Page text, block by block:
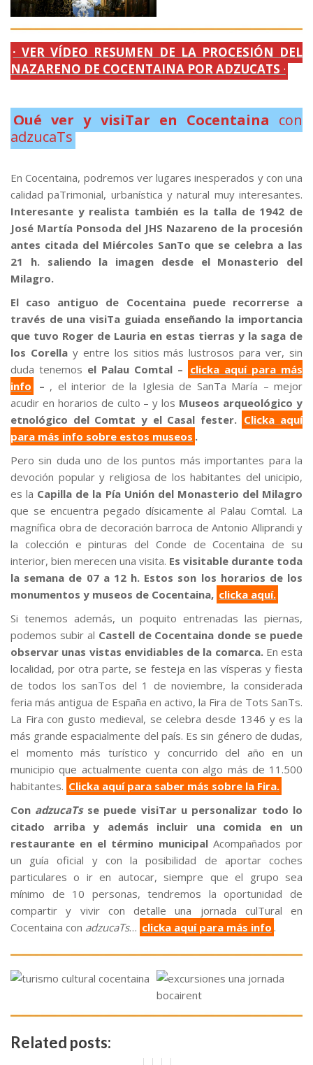
· VER VÍDEO RESUMEN DE LA PROCESIÓN DEL
NAZARENO DE COCENTAINA POR ADZUCATS ·
Qué ver y visiTar en Cocentaina con
adzucaTs
.
En Cocentaina, podremos ver lugares inesperados y con una
calidad paTrimonial, urbanística y natural muy interesantes.
Interesante y realista también es la talla de 1942 de
José Martía Ponsoda del JHS Nazareno de la procesión
antes citada del Miércoles SanTo que se celebra a las
21 h. saliendo la imagen desde el Monasterio del
Milagro.
El caso antiguo de Cocentaina puede recorrerse a
través de una visiTa guiada enseñando la importancia
que tuvo Roger de Lauria en estas tierras y la saga de
los Corella y entre los sitios más lustrosos para ver, sin
duda tenemos el Palau Comtal – clicka aquí para más
info
– , el interior de la Iglesia de SanTa María – mejor
acudir en horarios de culto – y los Museos arqueológico y
etnológico del Comtat y el Casal fester. Clicka aquí
para más info sobre estos museos .
Pero sin duda uno de los puntos más importantes para la
devoción popular y religiosa de los habitantes del unicipio,
es la Capilla de la Pía Unión del Monasterio del Milagro
que se encuentra pegado dísicamente al Palau Comtal. La
magnífica obra de decoración barroca de Antonio Alliprandi y
la colección e pinturas del Conde de Cocentaina de su
interior, bien merecen una visita. Es visitable durante toda
la semana de 07 a 12 h. Estos son los horarios de los
monumentos y museos de Cocentaina, clicka aquí.
Si tenemos además, un poquito entrenadas las piernas,
podemos subir al Castell de Cocentaina donde se puede
observar unas vistas envidiables de la comarca.En esta
localidad, por otra parte, se festeja en las vísperas y fiesta
de todos los sanTos del 1 de noviembre, la considerada
feria más antigua de España en activo, la Fira de Tots SanTs.
La Fira con gusto medieval, se celebra desde 1346 y es la
más grande espacialmente del país. Es sin género de dudas,
el momento más turístico y concurrido del año en un
municipio que actualmente cuenta con algo más de 11.500
habitantes. Clicka aquí para saber más sobre la Fira.
Con adzucaTsse puede visiTar u personalizar todo lo
citado arriba y además incluir una comida en un
restaurante en el término municipal Acompañados por
un guía oficial y con la posibilidad de aportar coches
particulares o ir en autocar, siempre que el grupo sea
mínimo de 10 personas, tendremos la oportunidad de
compartir y vivir con detalle una jornada culTural en
Cocentaina con adzucaTs… clicka aquí para más info .
Related posts: